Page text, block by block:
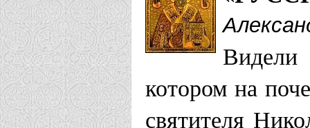
котором на
святителя